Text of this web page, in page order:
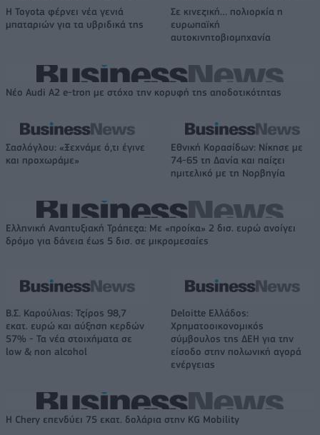
Η Toyota φέρνει νέα γενιά
μπαταριών για τα υβριδικά της
Σε κινεζική… πολιορκία η
ευρωπαϊκή
αυτοκινητοβιομηχανία
Νέο Audi A2 e-tron με στόχο την κορυφή της αποδοτικότητας
Σασλόγλου: «Ξεχνάμε ό,τι έγινε
και προχωράμε»
Εθνική Κορασίδων: Νίκησε με
74-65 τη Δανία και παίζει
ημιτελικό με τη Νορβηγία
Ελληνική Αναπτυξιακή Τράπεζα: Με «προίκα» 2 δισ. ευρώ ανοίγει
δρόμο για δάνεια έως 5 δισ. σε μικρομεσαίες
Β.Σ. Καρούλιας: Τζίρος 98,7
εκατ. ευρώ και αύξηση κερδών
57% - Τα νέα στοιχήματα σε
low & non alcohol
Deloitte Ελλάδος:
Χρηματοοικονομικός
σύμβουλος της ΔΕΗ για την
είσοδο στην πολωνική αγορά
ενέργειας
Η Chery επενδύει 75 εκατ. δολάρια στην KG Mobility